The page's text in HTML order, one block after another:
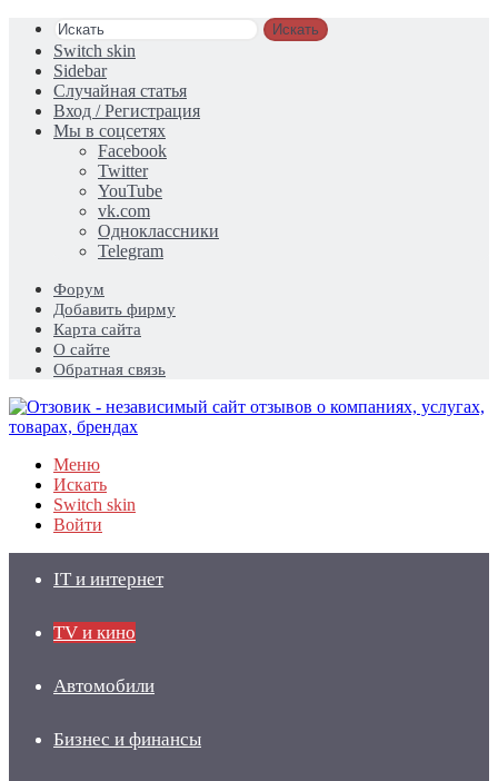
Искать
Switch skin
Sidebar
Случайная статья
Вход / Регистрация
Мы в соцсетях
Facebook
Twitter
YouTube
vk.com
Одноклассники
Telegram
Форум
Добавить фирму
Карта сайта
О сайте
Обратная связь
Меню
Искать
Switch skin
Войти
IT и интернет
TV и кино
Автомобили
Бизнес и финансы